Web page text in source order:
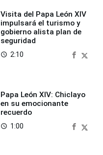
Visita del Papa León XIV
impulsará el turismo y
gobierno alista plan de
seguridad
access_time 2:10
Papa León XIV: Chiclayo
en su emocionante
recuerdo
access_time 1:00